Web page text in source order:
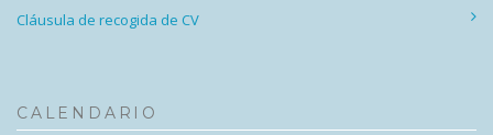
Cláusula de recogida de CV
CALENDARIO